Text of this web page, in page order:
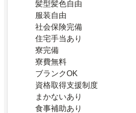
髪型髪色自由
服装自由
社会保険完備
住宅手当あり
寮完備
寮費無料
ブランクOK
資格取得支援制度
まかないあり
食事補助あり